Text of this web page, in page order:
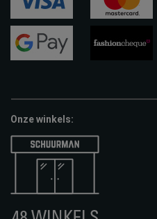
visa
Onze winkels: